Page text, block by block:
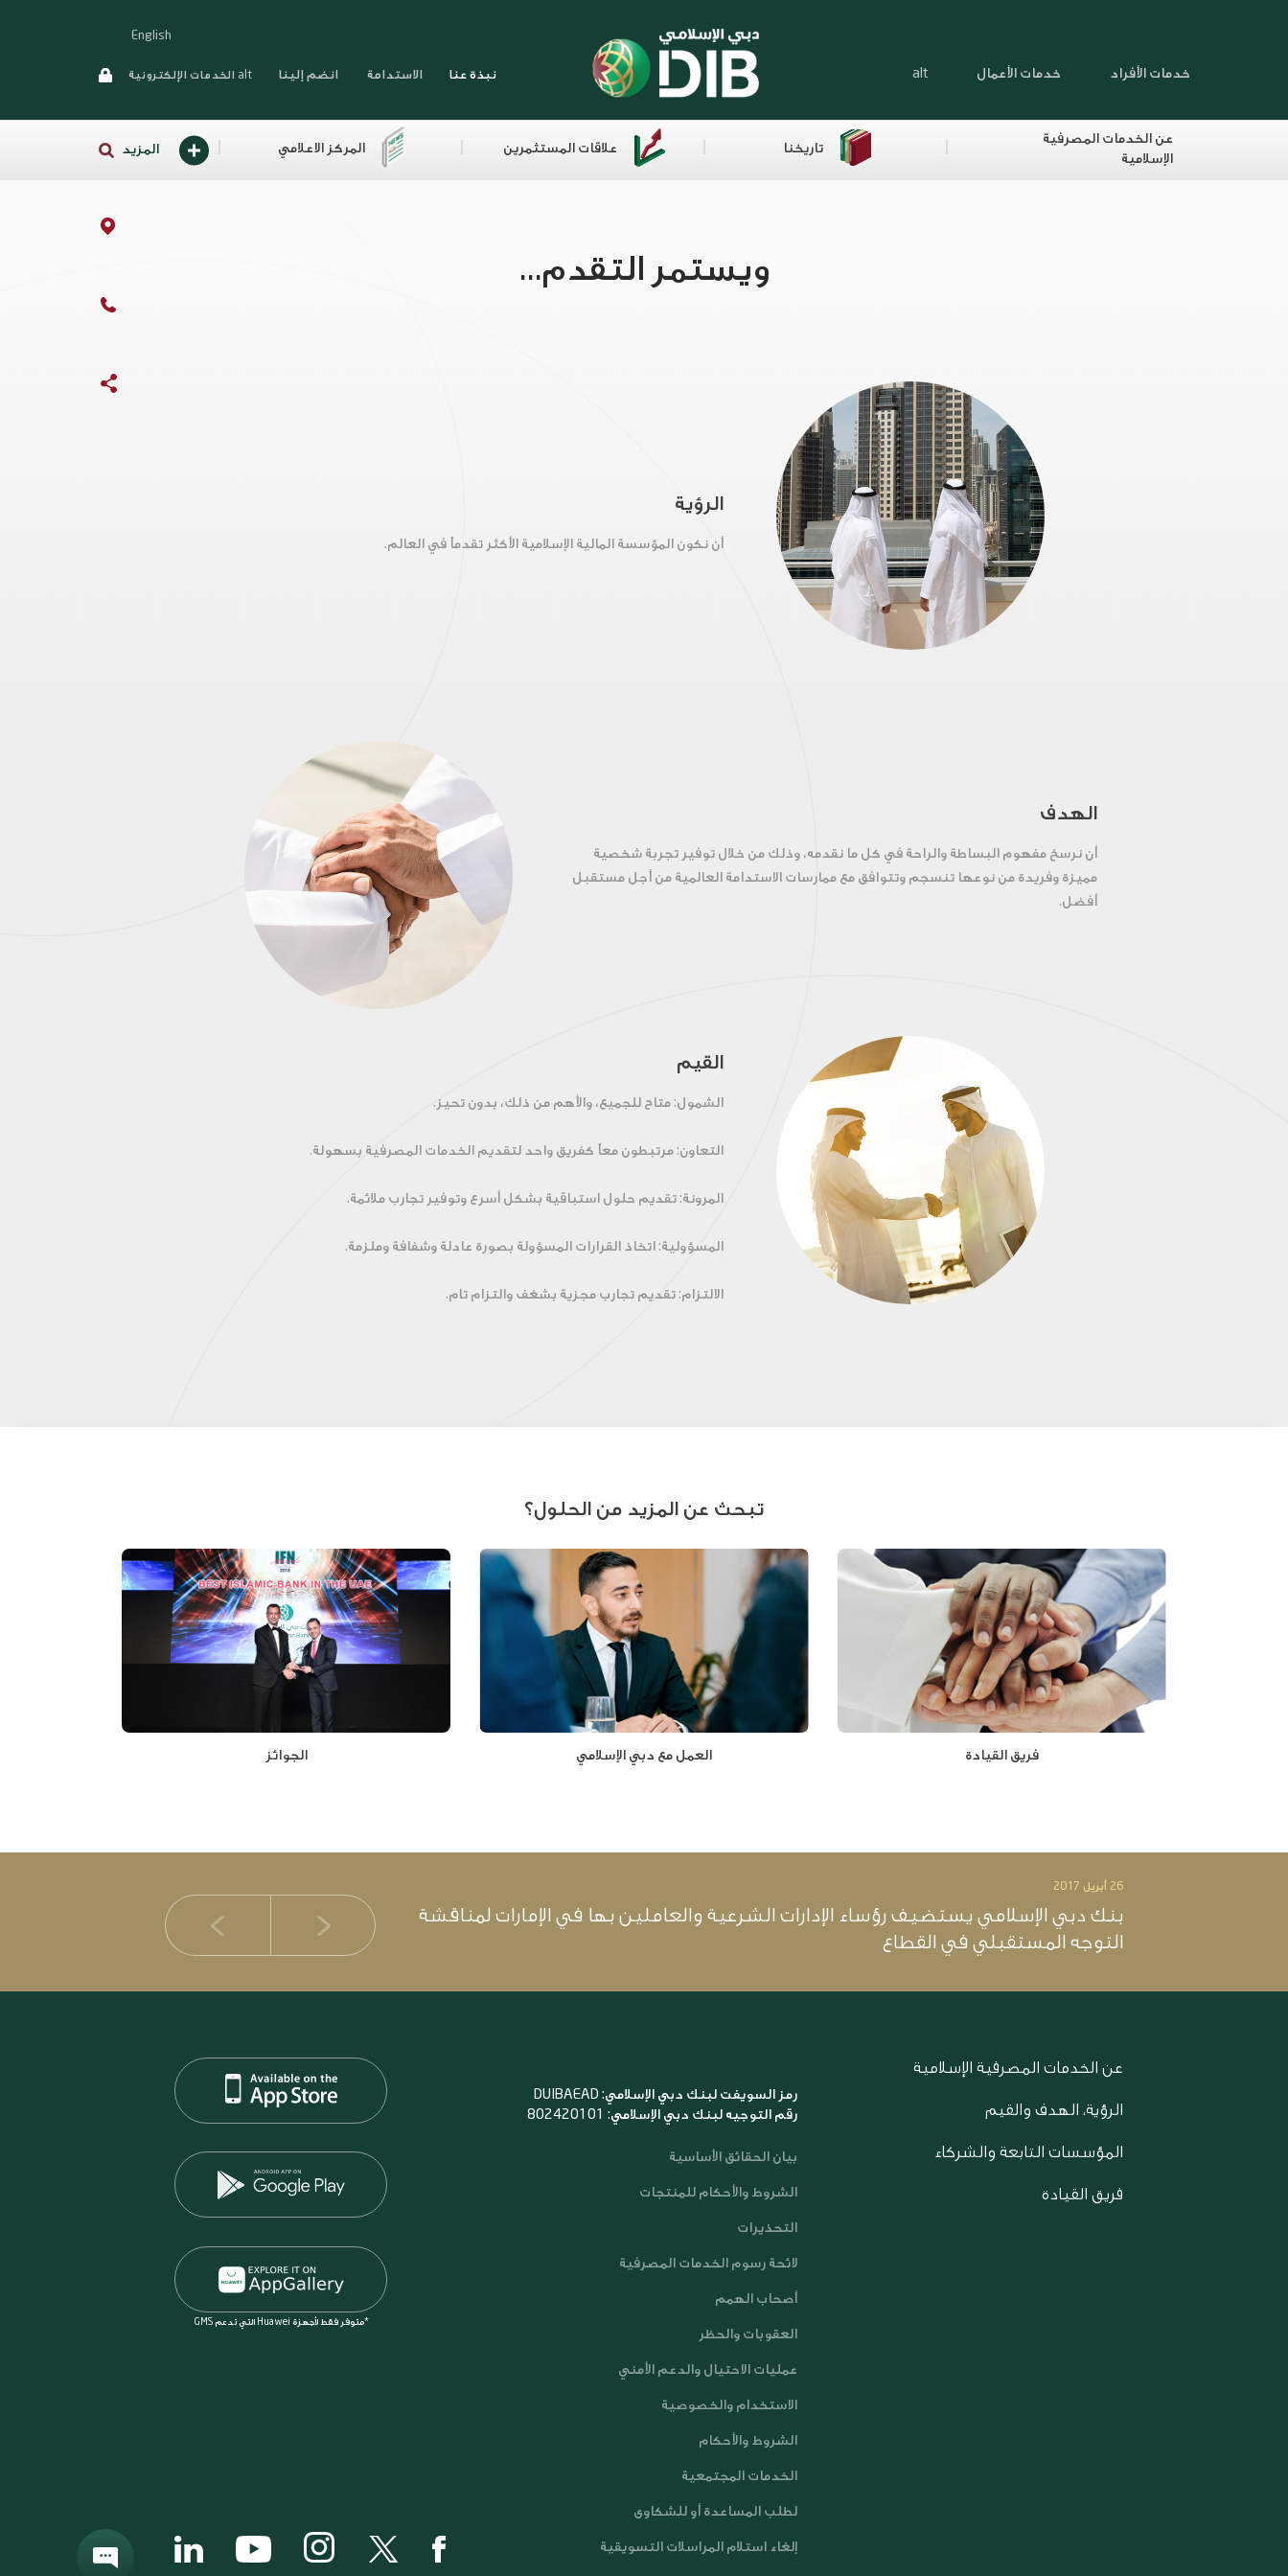
خدمات الأفراد خدمات الأعمال alt
English
نبذة عنا الاستدامة انضم إلينا alt الخدمات الإلكترونية
عن الخدمات المصرفية
الإسلامية
تاريخنا علاقات المستثمرين المركز الاعلامي المزيد
ويستمر التقدم...
الرؤية
أن نكون المؤسسة المالية الإسلامية الأكثر تقدماً في العالم.
الهدف
أن نرسخ مفهوم البساطة والراحة في كل ما نقدمه، وذلك من خلال توفير تجربة شخصية
مميزة وفريدة من نوعها تنسجم وتتوافق مع ممارسات الاستدامة العالمية من أجل مستقبل
أفضل.
القيم
الشمول: متاح للجميع، والأهم من ذلك، بدون تحيز.
التعاون: مرتبطون معاً كفريق واحد لتقديم الخدمات المصرفية بسهولة.
المرونة: تقديم حلول استباقية بشكل أسرع وتوفير تجارب ملائمة.
المسؤولية: اتخاذ القرارات المسؤولة بصورة عادلة وشفافة وملزمة.
الالتزام: تقديم تجارب مجزية بشغف والتزام تام.
تبحث عن المزيد من الحلول؟
فريق القيادة العمل مع دبي الإسلامي الجوائز
26 أبريل 2017
بنك دبي الإسلامي يستضيف رؤساء الإدارات الشرعية والعاملين بها في الإمارات لمناقشة
التوجه المستقبلي في القطاع
عن الخدمات المصرفية الإسلامية
الرؤية، الهدف والقيم
المؤسسات التابعة والشركاء
فريق القيادة
رمز السويفت لبنك دبي الإسلامي: DUIBAEAD
رقم التوجيه لبنك دبي الإسلامي: 802420101
بيان الحقائق الأساسية
الشروط والأحكام للمنتجات
التحذيرات
لائحة رسوم الخدمات المصرفية
أصحاب الهمم
العقوبات والحظر
عمليات الاحتيال والدعم الأمني
الاستخدام والخصوصية
الشروط والأحكام
الخدمات المجتمعية
لطلب المساعدة أو للشكاوى
إلغاء استلام المراسلات التسويقية
*متوفر فقط لأجهزة Huawei التي تدعم GMS